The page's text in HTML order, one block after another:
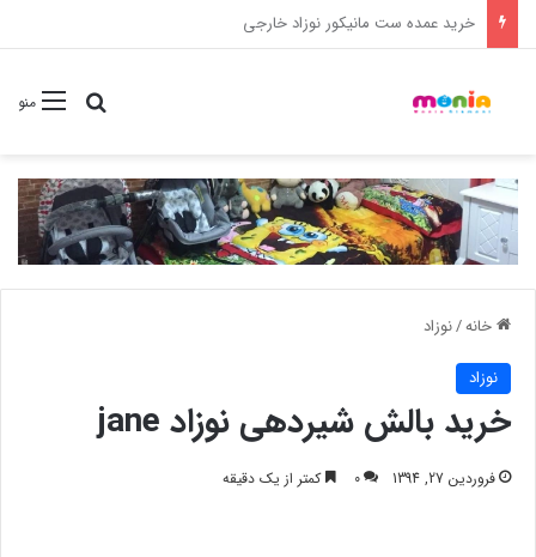
خرید شامپو سر و بدن 500 میل کودک موستلا
منوجستجو
خانه/نوزاد
نوزاد
خرید بالش شیردهی نوزاد jane
فروردین 27, 1394 0 کمتر از یک دقیقه